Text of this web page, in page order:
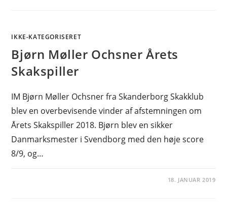
IKKE-KATEGORISERET
Bjørn Møller Ochsner Årets
Skakspiller
IM Bjørn Møller Ochsner fra Skanderborg Skakklub
blev en overbevisende vinder af afstemningen om
Årets Skakspiller 2018. Bjørn blev en sikker
Danmarksmester i Svendborg med den høje score
8/9, og…
18. JANUAR 2019